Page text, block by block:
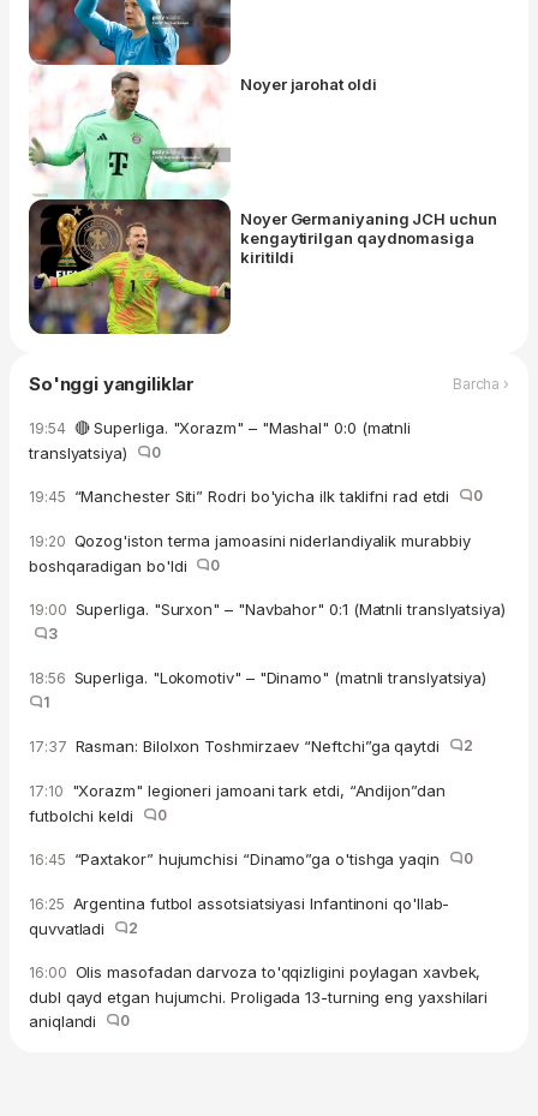
Noyer jarohat oldi
Noyer Germaniyaning JCH uchun
kengaytirilgan qaydnomasiga
kiritildi
So'nggi yangiliklar Barcha ›
19:54 🔴 Superliga. "Xorazm" – "Mashal" 0:0 (matnli
translyatsiya)
0
19:45 “Manchester Siti” Rodri bo'yicha ilk taklifni rad etdi 0
19:20 Qozog'iston terma jamoasini niderlandiyalik murabbiy
boshqaradigan bo'ldi
0
19:00 Superliga. "Surxon" – "Navbahor" 0:1 (Matnli translyatsiya)
3
18:56 Superliga. "Lokomotiv" – "Dinamo" (matnli translyatsiya)
1
17:37 Rasman: Bilolxon Toshmirzaev “Neftchi”ga qaytdi 2
17:10 "Xorazm" legioneri jamoani tark etdi, “Andijon”dan
futbolchi keldi
0
16:45 “Paxtakor” hujumchisi “Dinamo”ga o'tishga yaqin 0
16:25 Argentina futbol assotsiatsiyasi Infantinoni qo'llab-
quvvatladi
2
16:00 Olis masofadan darvoza to'qqizligini poylagan xavbek,
dubl qayd etgan hujumchi. Proligada 13-turning eng yaxshilari
aniqlandi
0